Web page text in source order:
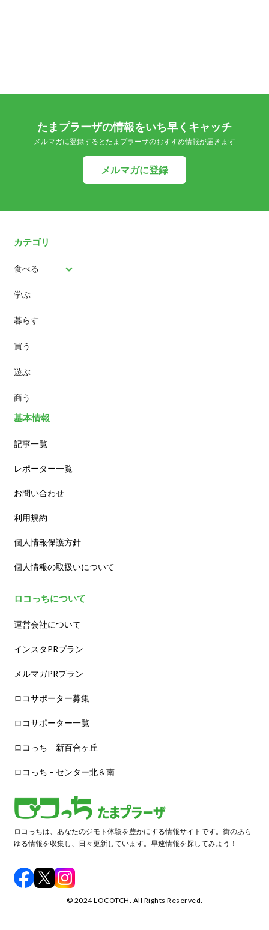
たまプラーザの情報をいち早くキャッチ
メルマガに登録するとたまプラーザのおすすめ情報が届きます
メルマガに登録
カテゴリ
食べる
パン
スイーツ
ランチ
カフェ
学ぶ
暮らす
買う
遊ぶ
商う
基本情報
記事一覧
レポーター一覧
お問い合わせ
利用規約
個人情報保護方針
個人情報の取扱いについて
ロコっちについて
運営会社について
インスタPRプラン
メルマガPRプラン
ロコサポーター募集
ロコサポーター一覧
ロコっち – 新百合ヶ丘
ロコっち – センター北＆南
ロコっちは、あなたのジモト体験を豊かにする情報サイトです。街のあら
ゆる情報を収集し、日々更新しています。早速情報を探してみよう！
©️ 2024 LOCOTCH. All Rights Reserved.